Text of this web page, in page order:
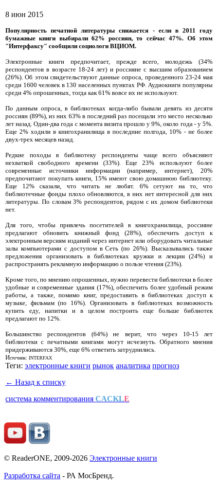
8 июн 2015
Популярность печатной литературы снижается - если в 2011 году
бумажные книги выбирали 62% россиян, то сейчас 47%. Об этом
"Интерфаксу" сообщили социологи ВЦИОМ.
Электронные книги предпочитает, прежде всего, молодежь (34%
респондентов в возрасте 18-24 лет) и россияне с высшим образованием
(26%). Об этом свидетельствуют данные опроса, проведенного 23-24 мая
среди 1600 человек в 130 населенных пунктах РФ. Аудиокниги популярны
среди 4% опрошенных, тогда как 61% вовсе их не используют.
По данным опроса, в библиотеках когда-либо бывали девять из десяти
россиян (89%), из них 63% в последний раз посещали это место несколько
лет назад. Один-два года с момента визита прошло у 9%, около года - у 5%.
Еще 2% ходили в книгохранилища в последние полгода, 10% - не более
двух-трех месяцев назад.
Редкие походы в библиотеку респонденты чаще всего объясняют
нехваткой свободного времени (33%). Еще 23% используют более
современные источники информации (например, интернет), 20%
предпочитают покупать книги, 15% имеют свою домашнюю библиотеку.
Еще 12% сказали, что читать не любят. 6% сетуют на то, что
библиотечные фонды плохо обновляются, в них нет интересной для них
литературы. По словам 3% респондентов, рядом с их домом библиотеки
нет.
Для того, чтобы привлечь посетителей в книгохранилища, россияне
предлагают обновить книжный фонд (28%), обеспечить доступ к
электронным версиям изданий через интернет или оборудовать читальные
залы компьютерами с доступом в Сеть (по 26%). Высказывались также
предложения организовать в библиотеках кружки и лекции (24%) и
распространять рекламную информацию о пользе чтения (23%).
Кроме того, по мнению опрошенных, нужно перевести библиотеки в более
удобные и современные здания (17%), обеспечить более удобный режим
работы, а также, помимо книг, предоставить в библиотеках доступ к
музыке, фильмам (по 16%). Организовать в библиотеках возможность
купить еду, напитки и в целом построить еще больше библиотек
предлагают по 12%.
Большинство респондентов (64%) не верит, что через 10-15 лет
библиотеки с печатными книгами могут исчезнуть. Обратного мнения
придерживаются 30%, еще 6% ответить затруднились.
Источник: INTERFAX
Теги: электронные книги рынок аналитика прогноз
← Назад к списку
система комментирования CACKLE
© ReaderONE, 2009-2026 Электронные книги
Разработка сайта - РА МосБренд.